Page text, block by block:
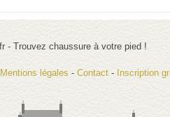
- Trouvez chaussure à votre pied !
Mentions légales - Contact - Inscription